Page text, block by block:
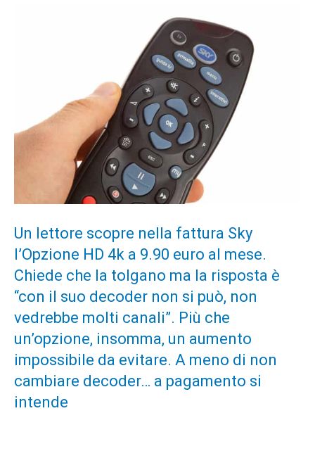
Un lettore scopre nella fattura Sky
l’Opzione HD 4k a 9.90 euro al mese.
Chiede che la tolgano ma la risposta è
“con il suo decoder non si può, non
vedrebbe molti canali”. Più che
un’opzione, insomma, un aumento
impossibile da evitare. A meno di non
cambiare decoder… a pagamento si
intende